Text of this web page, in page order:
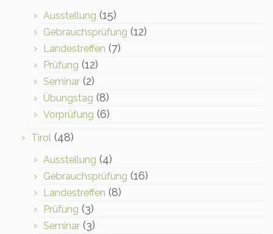
Ausstellung (15)
Gebrauchsprüfung (12)
Landestreffen (7)
Prüfung (12)
Seminar (2)
Übungstag (8)
Vorprüfung (6)
Tirol (48)
Ausstellung (4)
Gebrauchsprüfung (16)
Landestreffen (8)
Prüfung (3)
Seminar (3)